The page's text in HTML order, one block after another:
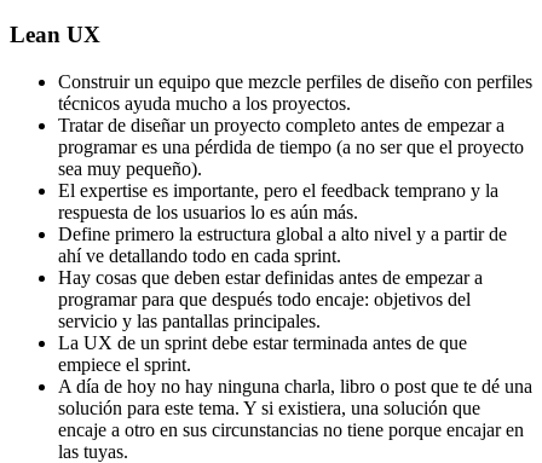
Lean UX
Construir un equipo que mezcle perfiles de diseño con perfiles
técnicos ayuda mucho a los proyectos.
Tratar de diseñar un proyecto completo antes de empezar a
programar es una pérdida de tiempo (a no ser que el proyecto
sea muy pequeño).
El expertise es importante, pero el feedback temprano y la
respuesta de los usuarios lo es aún más.
Define primero la estructura global a alto nivel y a partir de
ahí ve detallando todo en cada sprint.
Hay cosas que deben estar definidas antes de empezar a
programar para que después todo encaje: objetivos del
servicio y las pantallas principales.
La UX de un sprint debe estar terminada antes de que
empiece el sprint.
A día de hoy no hay ninguna charla, libro o post que te dé una
solución para este tema. Y si existiera, una solución que
encaje a otro en sus circunstancias no tiene porque encajar en
las tuyas.